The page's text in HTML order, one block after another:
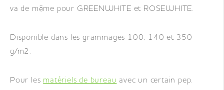
va de même pour GREENWHITE et ROSEWHITE.
Disponible dans les grammages 100, 140 et 350
g/m2.
Pour les matériels de bureau avec un certain pep.